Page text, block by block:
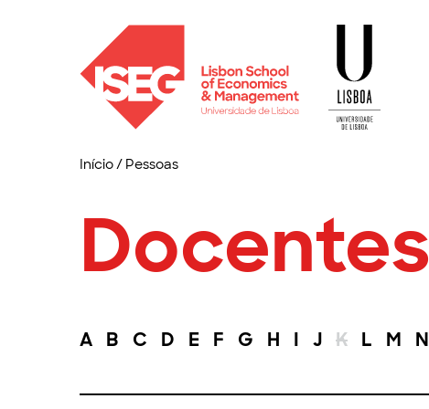
Início/ Pessoas
Docentes
A B C D E F G H I J K L M N